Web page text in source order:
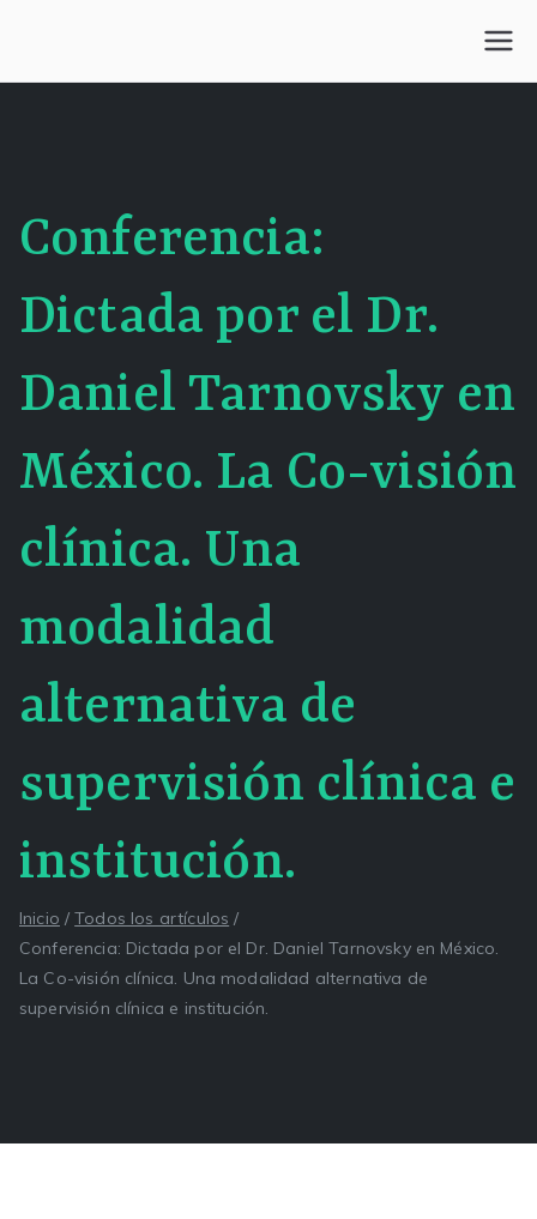
contenido
Centro Kesselman
Conferencia:
Dictada por el Dr.
Daniel Tarnovsky en
México. La Co-visión
clínica. Una
modalidad
alternativa de
supervisión clínica e
institución.
Inicio
Todos los artículos
Conferencia: Dictada por el Dr. Daniel Tarnovsky en México.
La Co-visión clínica. Una modalidad alternativa de
supervisión clínica e institución.